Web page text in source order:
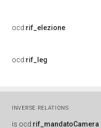
ocd:rif_elezione
ocd:rif_leg
INVERSE RELATIONS
is ocd:rif_mandatoCamera